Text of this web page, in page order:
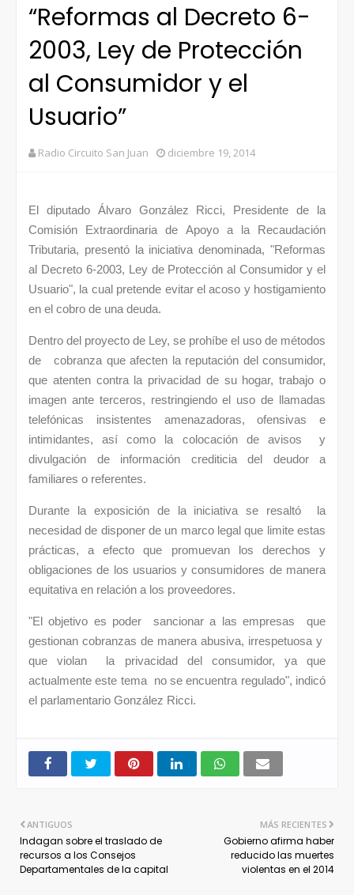
“Reformas al Decreto 6-
2003, Ley de Protección
al Consumidor y el
Usuario”
Radio Circuito San Juan diciembre 19, 2014
El diputado Álvaro González Ricci, Presidente de la
Comisión Extraordinaria de Apoyo a la Recaudación
Tributaria, presentó la iniciativa denominada, "Reformas
al Decreto 6-2003, Ley de Protección al Consumidor y el
Usuario", la cual pretende evitar el acoso y hostigamiento
en el cobro de una deuda.
Dentro del proyecto de Ley, se prohíbe el uso de métodos
de cobranza que afecten la reputación del consumidor,
que atenten contra la privacidad de su hogar, trabajo o
imagen ante terceros, restringiendo el uso de llamadas
telefónicas insistentes amenazadoras, ofensivas e
intimidantes, así como la colocación de avisos y
divulgación de información crediticia del deudor a
familiares o referentes.
Durante la exposición de la iniciativa se resaltó la
necesidad de disponer de un marco legal que limite estas
prácticas, a efecto que promuevan los derechos y
obligaciones de los usuarios y consumidores de manera
equitativa en relación a los proveedores.
"El objetivo es poder sancionar a las empresas que
gestionan cobranzas de manera abusiva, irrespetuosa y
que violan la privacidad del consumidor, ya que
actualmente este tema no se encuentra regulado", indicó
el parlamentario González Ricci.
MÁS RECIENTES
Gobierno afirma haber
reducido las muertes
violentas en el 2014
ANTIGUOS
Indagan sobre el traslado de
recursos a los Consejos
Departamentales de la capital